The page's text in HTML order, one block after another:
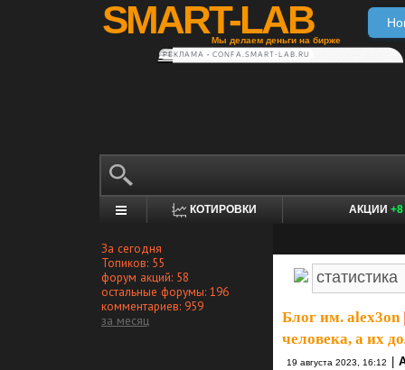
SMART-LAB
Мы делаем деньги на бирже
РЕКЛАМА • CONFA.SMART-LAB.RU
КОТИРОВКИ АКЦИИ +8
За сегодня
Топиков: 55
форум акций: 58
остальные форумы: 196
комментариев: 959
за месяц
Блог им. alex3on|
человека, а их
19 августа 2023, 16:12